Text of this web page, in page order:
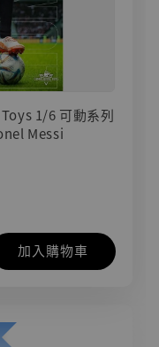
1/6 可動系列
Messi
加入購物車